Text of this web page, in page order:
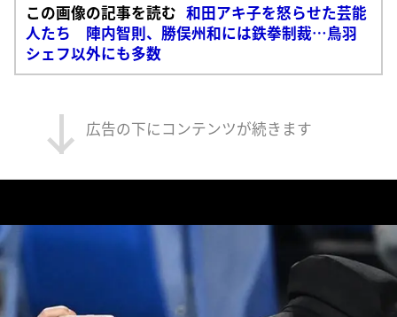
この画像の記事を読む 和田アキ子を怒らせた芸能
人たち 陣内智則、勝俣州和には鉄拳制裁…鳥羽
シェフ以外にも多数
広告の下にコンテンツが続きます